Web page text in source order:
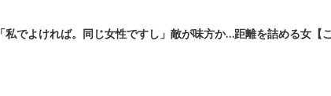
「私でよければ。同じ女性ですし」敵が味方か…距離を詰める女